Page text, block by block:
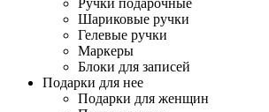
Ручки подарочные
Шариковые ручки
Гелевые ручки
Маркеры
Блоки для записей
Подарки для нее
Подарки для женщин